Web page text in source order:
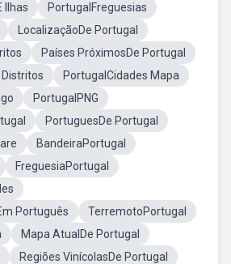
Ilhas
PortugalFreguesias
LocalizaçãoDe Portugal
Países PróximosDe Portugal
PortugalCidades Mapa
PortugalPNG
PortuguesDe Portugal
BandeiraPortugal
FreguesiaPortugal
Português
TerremotoPortugal
Mapa AtualDe Portugal
Regiões VinícolasDe Portugal